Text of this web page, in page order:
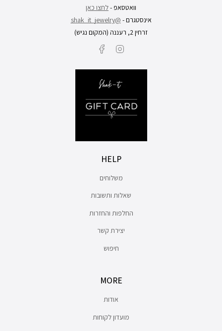
וואטסאפ -לחצו כאן
אינסטגרם - @shak_it_jewelry
זרחין 2, רעננה (המקום נגיש)
Instagram
HELP
משלוחים
שאלות ותשובות
החלפות והחזרות
יצירת קשר
חיפוש
MORE
אודות
מועדון לקוחות